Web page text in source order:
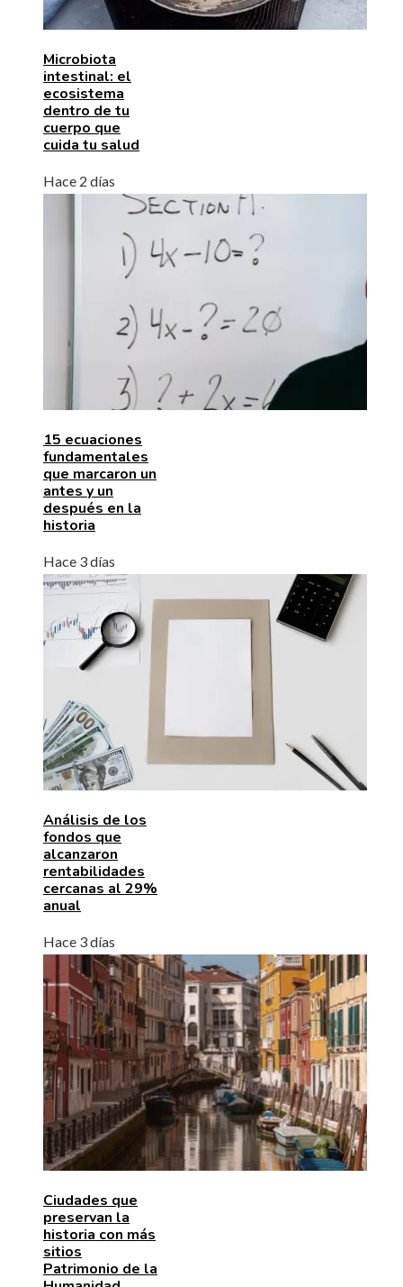
Microbiota
intestinal: el
ecosistema
dentro de tu
cuerpo que
cuida tu salud
Hace 2 días
15 ecuaciones
fundamentales
que marcaron un
antes y un
después en la
historia
Hace 3 días
Análisis de los
fondos que
alcanzaron
rentabilidades
cercanas al 29%
anual
Hace 3 días
Ciudades que
preservan la
historia con más
sitios
Patrimonio de la